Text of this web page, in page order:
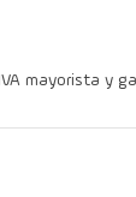
mayorista y